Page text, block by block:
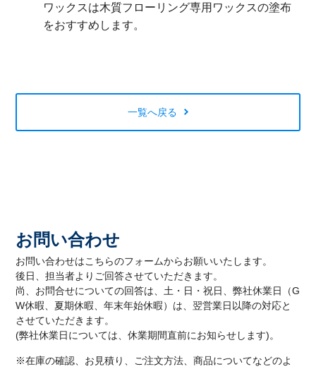
ワックスは木質フローリング専用ワックスの塗布
をおすすめします。
一覧へ戻る
お問い合わせ
お問い合わせはこちらのフォームからお願いいたします。
後日、担当者よりご回答させていただきます。
尚、お問合せについての回答は、土・日・祝日、弊社休業日（G
W休暇、夏期休暇、年末年始休暇）は、翌営業日以降の対応と
させていただきます。
(弊社休業日については、休業期間直前にお知らせします)。
※在庫の確認、お見積り、ご注文方法、商品についてなどのよ